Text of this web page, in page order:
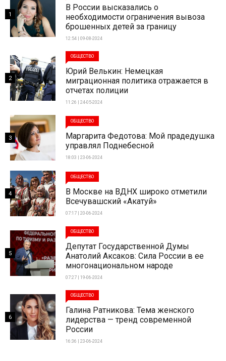
В России высказались о
необходимости ограничения вывоза
брошенных детей за границу
12:54 | 09-08-2024
1
ОБЩЕСТВО
Юрий Велькин: Немецкая
миграционная политика отражается в
отчетах полиции
11:26 | 24-05-2024
2
ОБЩЕСТВО
Маргарита Федотова: Мой прадедушка
управлял Поднебесной
18:03 | 23-06-2024
3
ОБЩЕСТВО
В Москве на ВДНХ широко отметили
Всечувашский «Акатуй»
07:17 | 20-06-2024
4
ОБЩЕСТВО
Депутат Государственной Думы
Анатолий Аксаков: Сила России в ее
многонациональном народе
07:27 | 19-06-2024
5
ОБЩЕСТВО
Галина Ратникова: Тема женского
лидерства — тренд современной
России
16:36 | 23-06-2024
6